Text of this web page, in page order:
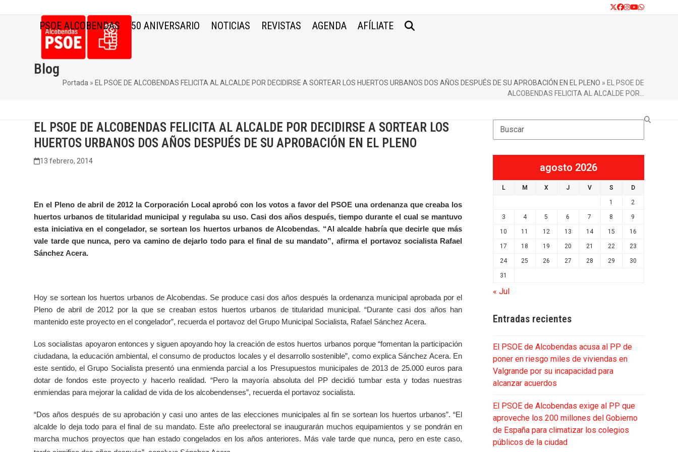
Twitter
Facebook
Instagram
YouTube
Whatsapp
PSOE ALCOBENDAS 50 ANIVERSARIO NOTICIAS REVISTAS AGENDA AFÍLIATE
Blog
Portada » EL PSOE DE ALCOBENDAS FELICITA AL ALCALDE POR DECIDIRSE A SORTEAR LOS HUERTOS URBANOS DOS AÑOS DESPUÉS DE SU APROBACIÓN EN EL PLENO » EL PSOE DE
ALCOBENDAS FELICITA AL ALCALDE POR…
EL PSOE DE ALCOBENDAS FELICITA AL ALCALDE POR DECIDIRSE A SORTEAR LOS
HUERTOS URBANOS DOS AÑOS DESPUÉS DE SU APROBACIÓN EN EL PLENO
13 febrero, 2014
En el Pleno de abril de 2012 la Corporación Local aprobó con los votos a favor del PSOE una ordenanza que creaba los
huertos urbanos de titularidad municipal y regulaba su uso. Casi dos años después, tiempo durante el cual se mantuvo
esta iniciativa en el congelador, se sortean los huertos urbanos de Alcobendas. “Al alcalde habría que decirle que más
vale tarde que nunca, pero va camino de dejarlo todo para el final de su mandato”, afirma el portavoz socialista Rafael
Sánchez Acera.
Hoy se sortean los huertos urbanos de Alcobendas. Se produce casi dos años después la ordenanza municipal aprobada por el
Pleno de abril de 2012 por la que se creaban estos huertos urbanos de titularidad municipal. “Durante casi dos años han
mantenido este proyecto en el congelador”, recuerda el portavoz del Grupo Municipal Socialista, Rafael Sánchez Acera.
Los socialistas apoyaron entonces y siguen apoyando hoy la creación de estos huertos urbanos porque “fomentan la participación
ciudadana, la educación ambiental, el consumo de productos locales y el desarrollo sostenible”, como explica Sánchez Acera. En
este sentido, el Grupo Socialista presentó una enmienda parcial a los Presupuestos municipales de 2013 de 25.000 euros para
dotar de fondos este proyecto y hacerlo realidad. “Pero la mayoría absoluta del PP decidió tumbar esta y todas nuestras
enmiendas para mejorar la calidad de vida de los alcobendenses”, recuerda el portavoz socialista.
“Dos años después de su aprobación y casi uno antes de las elecciones municipales al fin se sortean los huertos urbanos”. “El
alcalde lo deja todo para el final de su mandato. Este año preelectoral se inaugurarán muchos equipamientos y se pondrán en
marcha muchos proyectos que han estado congelados en los años anteriores. Más vale tarde que nunca, pero en este caso,
Search
agosto 2026
L M X J V S D
1 2
3 4 5 6 7 8 9
10 11 12 13 14 15 16
17 18 19 20 21 22 23
24 25 26 27 28 29 30
31
« Jul
Entradas recientes
El PSOE de Alcobendas acusa al PP de
poner en riesgo miles de viviendas en
Valgrande por su incapacidad para
alcanzar acuerdos
El PSOE de Alcobendas exige al PP que
aproveche los 200 millones del Gobierno
de España para climatizar los colegios
públicos de la ciudad